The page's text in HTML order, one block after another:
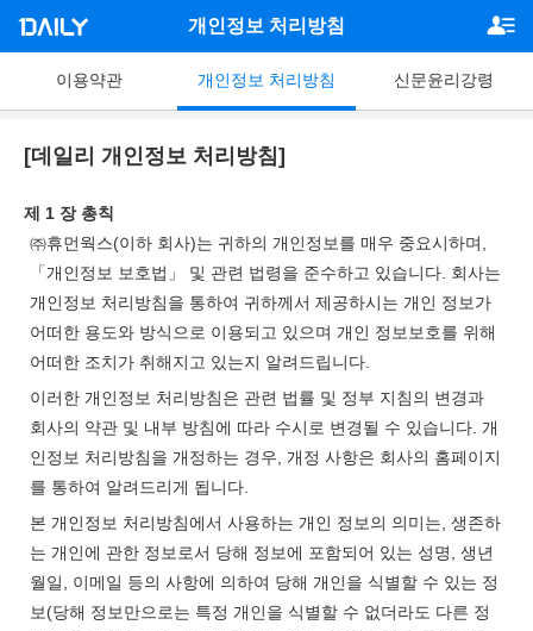
개인정보 처리방침
이용약관 개인정보 처리방침 신문윤리강령
[데일리 개인정보 처리방침]
제 1 장 총칙
㈜휴먼웍스(이하 회사)는 귀하의 개인정보를 매우 중요시하며,
「개인정보 보호법」 및 관련 법령을 준수하고 있습니다. 회사는
개인정보 처리방침을 통하여 귀하께서 제공하시는 개인 정보가
어떠한 용도와 방식으로 이용되고 있으며 개인 정보보호를 위해
어떠한 조치가 취해지고 있는지 알려드립니다.
이러한 개인정보 처리방침은 관련 법률 및 정부 지침의 변경과
회사의 약관 및 내부 방침에 따라 수시로 변경될 수 있습니다. 개
인정보 처리방침을 개정하는 경우, 개정 사항은 회사의 홈페이지
를 통하여 알려드리게 됩니다.
본 개인정보 처리방침에서 사용하는 개인 정보의 의미는, 생존하
는 개인에 관한 정보로서 당해 정보에 포함되어 있는 성명, 생년
월일, 이메일 등의 사항에 의하여 당해 개인을 식별할 수 있는 정
보(당해 정보만으로는 특정 개인을 식별할 수 없더라도 다른 정